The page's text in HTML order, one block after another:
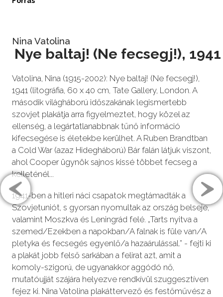
Nina Vatolina
Nye baltaj! (Ne fecsegj!), 1941
Vatolina, Nina (1915-2002): Nye baltaj! (Ne fecsegj!),
1941 (litográfia, 60 x 40 cm, Tate Gallery, London. A
második világháború időszakának legismertebb
szovjet plakátja arra figyelmeztet, hogy közel az
ellenség, a legártatlanabbnak tűnő információ
kifecsegése is életekbe kerülhet. A Ruben Brandtban
a Cold War (azaz Hidegháború) Bár falán látjuk viszont,
ahol Cooper ügynök sajnos kissé többet fecseg a
kelleténél...
1941-ben a hitleri náci csapatok megtámadták a
Szovjetuniót, s gyorsan nyomultak az ország belseje,
valamint Moszkva és Leningrád felé. „Tarts nyitva a
szemed/Ezekben a napokban/A falnak is füle van/A
pletyka és fecsegés egyenlő/a hazaárulással.” - fejti ki
a plakát jobb felső sarkában a felirat azt, amit a
komoly-szigorú, de ugyanakkor aggódó nő,
mutatóujját szájára helyezve rendkívül szuggesztíven
fejez ki. Nina Vatolina plakáttervező és festőművész a